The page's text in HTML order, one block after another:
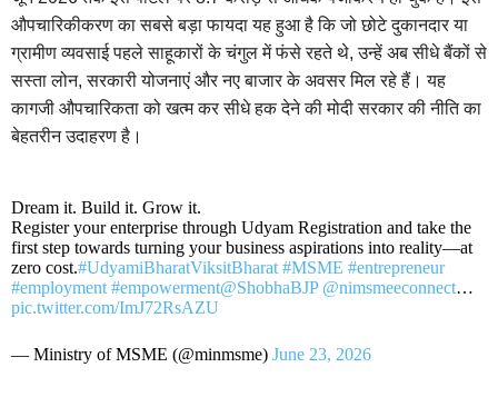
औपचारिकीकरण का सबसे बड़ा फायदा यह हुआ है कि जो छोटे दुकानदार या
ग्रामीण व्यवसाई पहले साहूकारों के चंगुल में फंसे रहते थे, उन्हें अब सीधे बैंकों से
सस्ता लोन, सरकारी योजनाएं और नए बाजार के अवसर मिल रहे हैं। यह
कागजी औपचारिकता को खत्म कर सीधे हक देने की मोदी सरकार की नीति का
बेहतरीन उदाहरण है।
Dream it. Build it. Grow it.
Register your enterprise through Udyam Registration and take the
first step towards turning your business aspirations into reality—at
zero cost.#UdyamiBharatViksitBharat #MSME #entrepreneur
#employment #empowerment@ShobhaBJP @nimsmeeconnect…
pic.twitter.com/ImJ72RsAZU
— Ministry of MSME (@minmsme) June 23, 2026